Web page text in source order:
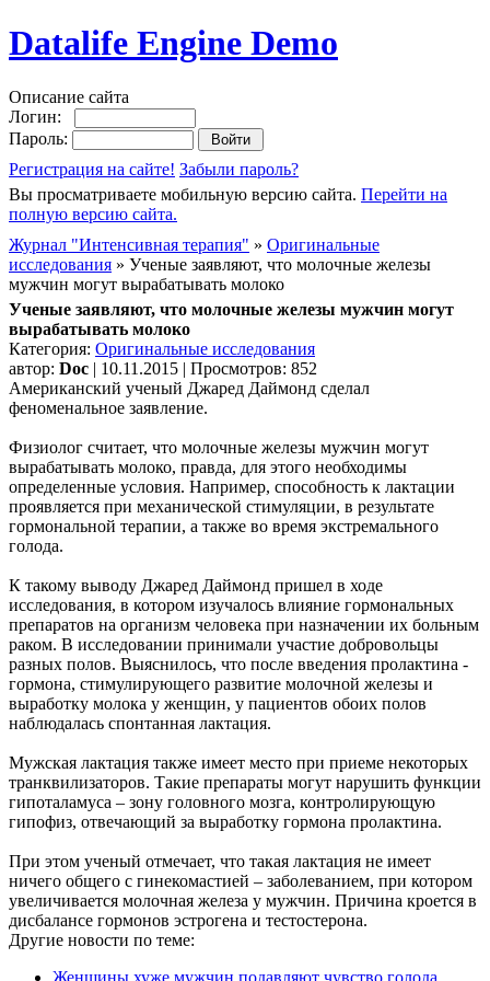
Datalife Engine Demo
Описание сайта
Логин:
Пароль:
Регистрация на сайте! Забыли пароль?
Вы просматриваете мобильную версию сайта. Перейти на
полную версию сайта.
Журнал "Интенсивная терапия" » Оригинальные
исследования » Ученые заявляют, что молочные железы
мужчин могут вырабатывать молоко
Ученые заявляют, что молочные железы мужчин могут
вырабатывать молоко
Категория: Оригинальные исследования
автор: Doc | 10.11.2015 | Просмотров: 852
Американский ученый Джаред Даймонд сделал
феноменальное заявление.
Физиолог считает, что молочные железы мужчин могут
вырабатывать молоко, правда, для этого необходимы
определенные условия. Например, способность к лактации
проявляется при механической стимуляции, в результате
гормональной терапии, а также во время экстремального
голода.
К такому выводу Джаред Даймонд пришел в ходе
исследования, в котором изучалось влияние гормональных
препаратов на организм человека при назначении их больным
раком. В исследовании принимали участие добровольцы
разных полов. Выяснилось, что после введения пролактина -
гормона, стимулирующего развитие молочной железы и
выработку молока у женщин, у пациентов обоих полов
наблюдалась спонтанная лактация.
Мужская лактация также имеет место при приеме некоторых
транквилизаторов. Такие препараты могут нарушить функции
гипоталамуса – зону головного мозга, контролирующую
гипофиз, отвечающий за выработку гормона пролактина.
При этом ученый отмечает, что такая лактация не имеет
ничего общего с гинекомастией – заболеванием, при котором
увеличивается молочная железа у мужчин. Причина кроется в
дисбалансе гормонов эстрогена и тестостерона.
Другие новости по теме:
Женщины хуже мужчин подавляют чувство голода